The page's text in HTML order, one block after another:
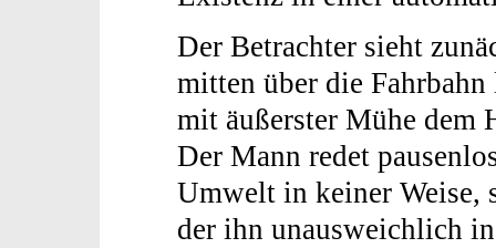
Der Betrachter sieht
mitten über die
mit äußerster Mühe dem
Der Mann redet
Umwelt in keiner Weise,
der ihn unausweichlich